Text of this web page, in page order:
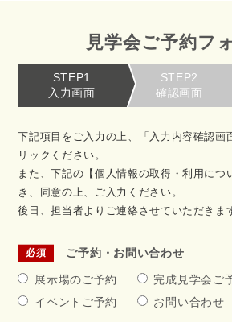
見学会ご予約フ
STEP1
入力画面
STEP2
確認画面
下記項目をご入力の上、「入力内容確認画
リックください。
また、下記の【個人情報の取得・利用につ
き、同意の上、ご入力ください。
後日、担当者よりご連絡させていただきま
ご予約・お問い合わせ
展示場のご予約
完成見学会ご
イベントご予約
お問い合わせ